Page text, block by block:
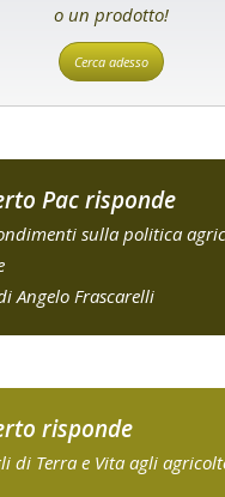
o un prodotto!
Cerca adesso
Pac risponde
sulla politica
Angelo Frascarelli
risponde
di Terra e Vita agli